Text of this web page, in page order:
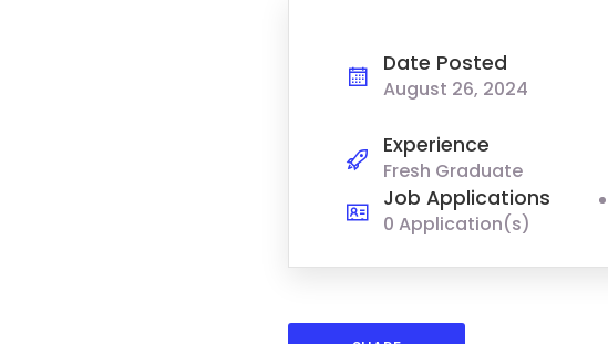
Date Posted
August 26, 2024
Experience
Fresh Graduate
Job Applications
0 Application(s)